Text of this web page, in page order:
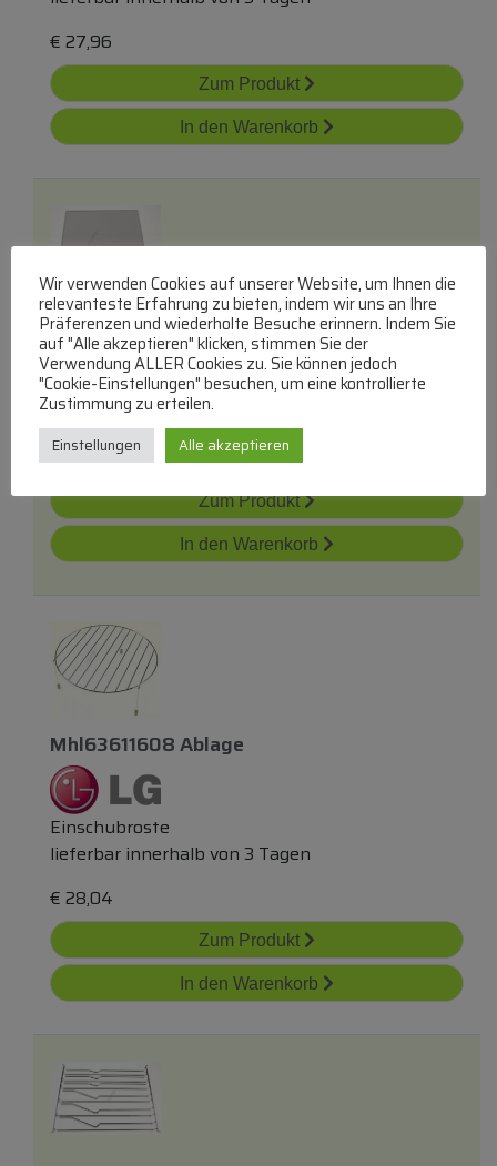
€ 27,96
Zum Produkt
In den Warenkorb
A012d3c00bp Ablage
Einschubroste
lieferbar innerhalb von 3 Tagen
€75,68
Zum Produkt
In den Warenkorb
Mhl63611608 Ablage
Einschubroste
lieferbar innerhalb von 3 Tagen
€ 28,04
Zum Produkt
In den Warenkorb
Wir verwenden Cookies auf unserer Website, um Ihnen die
relevanteste Erfahrung zu bieten, indem wir uns an Ihre
Präferenzen und wiederholte Besuche erinnern. Indem Sie
auf "Alle akzeptieren" klicken, stimmen Sie der
Verwendung ALLER Cookies zu. Sie können jedoch
"Cookie-Einstellungen" besuchen, um eine kontrollierte
Zustimmung zu erteilen.
Einstellungen Alle akzeptieren